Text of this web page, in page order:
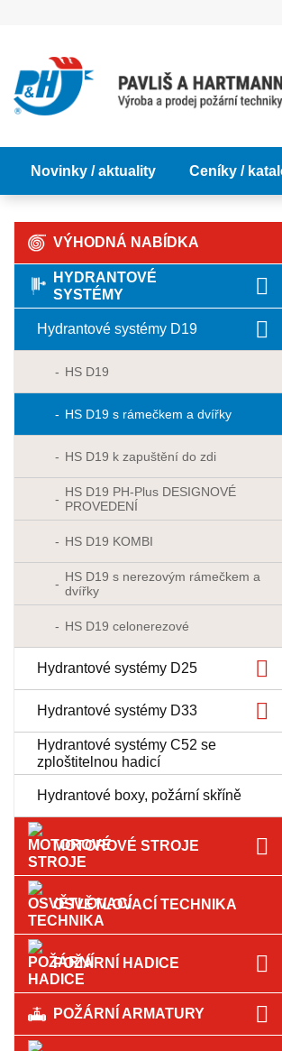
Novinky / aktuality Ceníky /
VÝHODNÁ NABÍDKA
HYDRANTOVÉ
SYSTÉMY
Hydrantové systémy D19
HS D19
HS D19 s rámečkem a dvířky
HS D19 k zapuštění do zdi
HS D19 PH-Plus DESIGNOVÉ
PROVEDENÍ
HS D19 KOMBI
HS D19 s nerezovým rámečkem a
dvířky
HS D19 celonerezové
Hydrantové systémy D25
Hydrantové systémy D33
Hydrantové systémy C52 se
zploštitelnou hadicí
Hydrantové boxy, požární skříně
MOTOROVÉ STROJE
OSVĚTLOVACÍ TECHNIKA
POŽÁRNÍ HADICE
POŽÁRNÍ ARMATURY